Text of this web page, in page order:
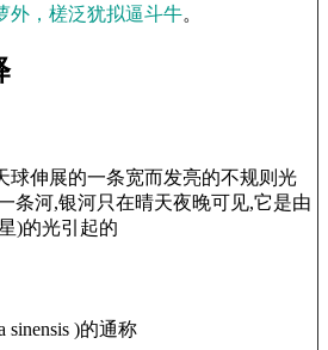
外，槎泛犹拟逼斗牛。
球伸展的一条宽而发亮的不规则光
条河,银河只在晴天夜晚可见,它是由
)的光引起的
sinensis )的通称